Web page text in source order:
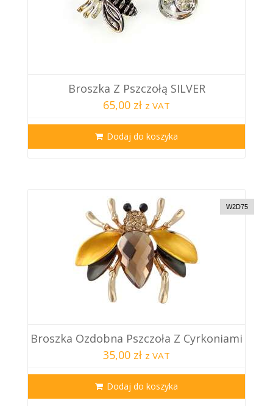
Broszka Z Pszczołą SILVER
65,00 zł z VAT
Dodaj do koszyka
W2D75
Broszka Ozdobna Pszczoła Z Cyrkoniami
35,00 zł z VAT
Dodaj do koszyka